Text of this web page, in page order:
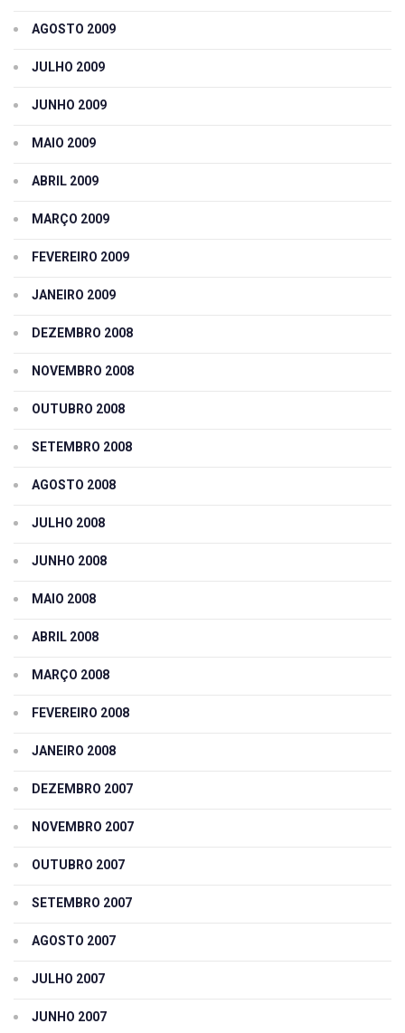
AGOSTO 2009
JULHO 2009
JUNHO 2009
MAIO 2009
ABRIL 2009
MARÇO 2009
FEVEREIRO 2009
JANEIRO 2009
DEZEMBRO 2008
NOVEMBRO 2008
OUTUBRO 2008
SETEMBRO 2008
AGOSTO 2008
JULHO 2008
JUNHO 2008
MAIO 2008
ABRIL 2008
MARÇO 2008
FEVEREIRO 2008
JANEIRO 2008
DEZEMBRO 2007
NOVEMBRO 2007
OUTUBRO 2007
SETEMBRO 2007
AGOSTO 2007
JULHO 2007
JUNHO 2007